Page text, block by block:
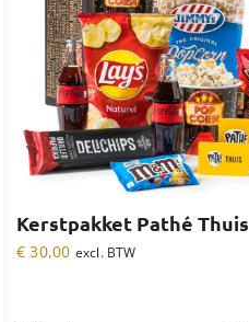
Kerstpakket Pathé Thuis
€ 30,00 excl. BTW